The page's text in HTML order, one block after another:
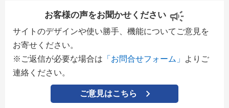
お客様の声をお聞かせください
サイトのデザインや使い勝手、機能についてご意見を
お寄せください。
※ご返信が必要な場合は 「お問合せフォーム」
よりご
連絡ください。
ご意見はこちら